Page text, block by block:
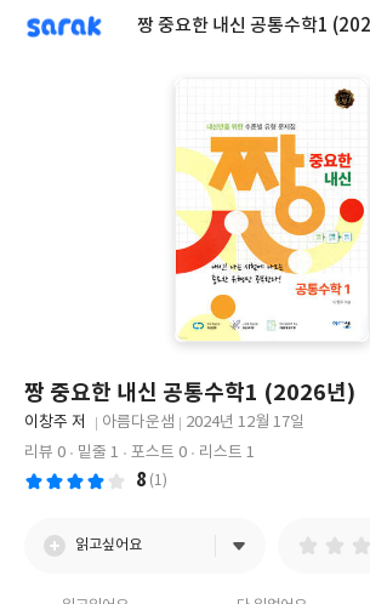
sarak 짱 중요한 내신 공통수학1
짱 중요한 내신 공통수학1 (2026년)
글
쓴
이창주 저
출
판
사
아름다운샘
출
2024년 12월 17일
리뷰 0
밑줄 1 포스트 0 리스트 1
8 (1)
읽고싶어요